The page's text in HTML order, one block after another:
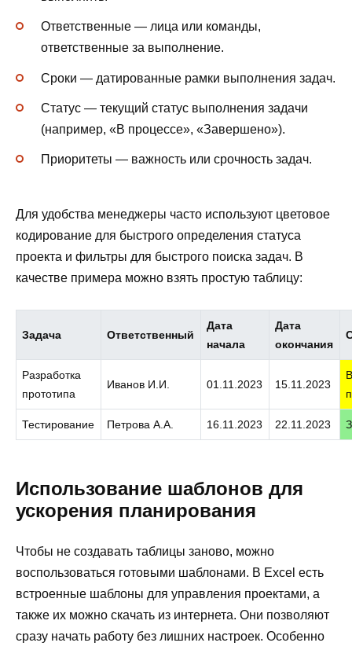
Ответственные — лица или команды,
ответственные за выполнение.
Сроки — датированные рамки выполнения задач.
Статус — текущий статус выполнения задачи
(например, «В процессе», «Завершено»).
Приоритеты — важность или срочность задач.
Для удобства менеджеры часто используют цветовое
кодирование для быстрого определения статуса
проекта и фильтры для быстрого поиска задач. В
качестве примера можно взять простую таблицу:
Задача Ответственный
Дата
начала
Дата
окончания
Разработка
прототипа
Иванов И.И. 01.11.2023 15.11.2023
Тестирование Петрова А.А. 16.11.2023 22.11.2023
Использование шаблонов для
ускорения планирования
Чтобы не создавать таблицы заново, можно
воспользоваться готовыми шаблонами. В Excel есть
встроенные шаблоны для управления проектами, а
также их можно скачать из интернета. Они позволяют
сразу начать работу без лишних настроек. Особенно